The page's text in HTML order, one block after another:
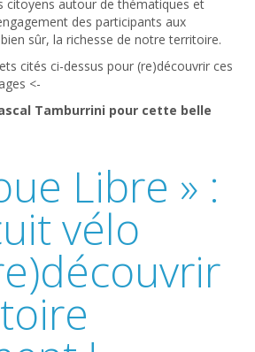
citoyens autour de thématiques et
des participants aux
sûr, la richesse de notre territoire.
cités ci-dessus pour (re)découvrir ces
<-
Tamburrini pour cette belle
Libre » :
vélo